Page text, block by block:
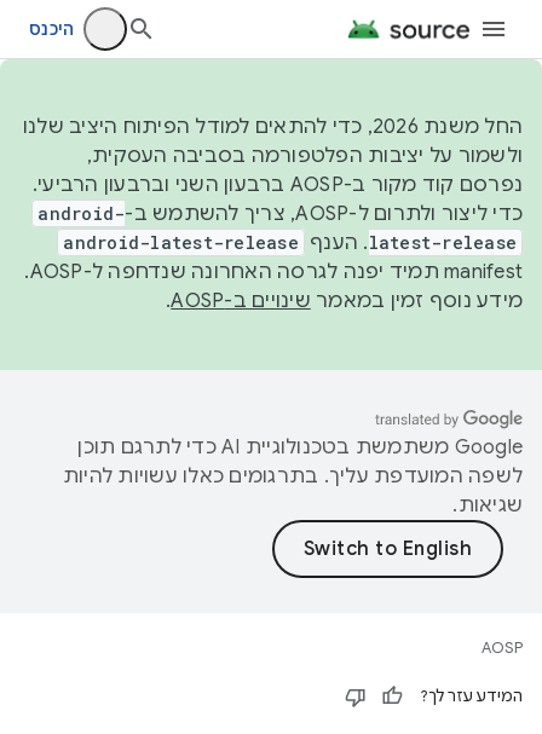
היכנס
החל משנת 2026, כדי להתאים למודל הפיתוח היציב שלנו
ולשמור על יציבות הפלטפורמה בסביבה העסקית,
נפרסם קוד מקור ב-AOSP ברבעון השני וברבעון הרביעי.
כדי ליצור ולתרום ל-AOSP, צריך להשתמש ב-
android-
latest-release. הענף android-latest-release
manifest תמיד יפנה לגרסה האחרונה שנדחפה ל-AOSP.
מידע נוסף זמין במאמר שינויים ב-AOSP .
‫Google משתמשת בטכנולוגיית AI כדי לתרגם תוכן
לשפה המועדפת עליך. בתרגומים כאלו עשויות להיות
שגיאות.
AOSP
המידע עזר לך?